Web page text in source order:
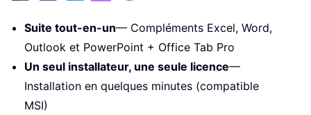
Suite tout-en-un— Compléments Excel, Word,
Outlook et PowerPoint + Office Tab Pro
Un seul installateur, une seule licence—
Installation en quelques minutes (compatible
MSI)